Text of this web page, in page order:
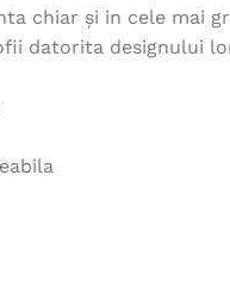
chiar și in cele mai
datorita designului